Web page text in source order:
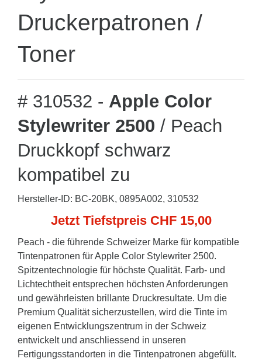
Druckerpatronen /
Toner
# 310532 - Apple Color
Stylewriter 2500 / Peach
Druckkopf schwarz
kompatibel zu
Hersteller-ID: BC-20BK, 0895A002, 310532
Jetzt Tiefstpreis CHF 15,00
Peach - die führende Schweizer Marke für kompatible
Tintenpatronen für Apple Color Stylewriter 2500.
Spitzentechnologie für höchste Qualität. Farb- und
Lichtechtheit entsprechen höchsten Anforderungen
und gewährleisten brillante Druckresultate. Um die
Premium Qualität sicherzustellen, wird die Tinte im
eigenen Entwicklungszentrum in der Schweiz
entwickelt und anschliessend in unseren
Fertigungsstandorten in die Tintenpatronen abgefüllt.